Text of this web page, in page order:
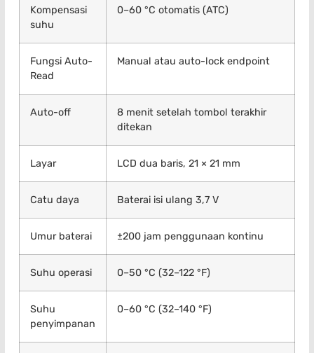
Kompensasi
suhu
0–60 °C otomatis (ATC)
Fungsi Auto-
Read
Manual atau auto-lock endpoint
Auto-off
8 menit setelah tombol terakhir
ditekan
Layar LCD dua baris, 21 × 21 mm
Catu daya Baterai isi ulang 3,7 V
Umur baterai ±200 jam penggunaan kontinu
Suhu operasi 0–50 °C (32–122 °F)
Suhu
penyimpanan
0–60 °C (32–140 °F)